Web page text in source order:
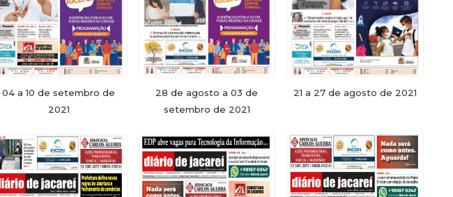
04 a 10 de setembro de
2021
28 de agosto a 03 de
setembro de 2021
21 a 27 de agosto de 2021